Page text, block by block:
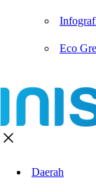
Eco
Daerah